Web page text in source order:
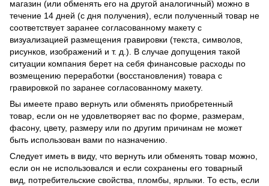
магазин (или обменять его на другой аналогичный) можно в
течение 14 дней (с дня получения), если полученный товар не
соответствует заранее согласованному макету с
визуализацией размещения гравировки (текста, символов,
рисунков, изображений и т. д.). В случае допущения такой
ситуации компания берет на себя финансовые расходы по
возмещению переработки (восстановления) товара с
гравировкой по заранее согласованному макету.
Вы имеете право вернуть или обменять приобретенный
товар, если он не удовлетворяет вас по форме, размерам,
фасону, цвету, размеру или по другим причинам не может
быть использован вами по назначению.
Следует иметь в виду, что вернуть или обменять товар можно,
если он не использовался и если сохранены его товарный
вид, потребительские свойства, пломбы, ярлыки. То есть, если